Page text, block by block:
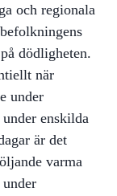
och regionala
dödligheten.
när
under
enskilda
är det
varma